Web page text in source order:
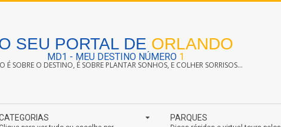
SEU PORTAL DE ORLANDO
MD1 - MEU DESTINO NÚMERO 1
É SOBRE O DESTINO, É SOBRE PLANTAR SONHOS, E COLHER SORRISOS...
PARQUES